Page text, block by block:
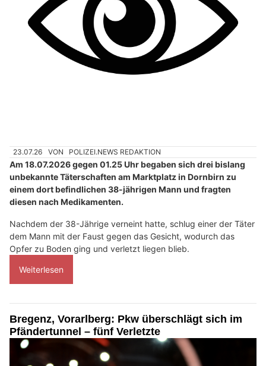
23.07.26 VON POLIZEI.NEWS REDAKTION
Am 18.07.2026 gegen 01.25 Uhr begaben sich drei bislang
unbekannte Täterschaften am Marktplatz in Dornbirn zu
einem dort befindlichen 38-jährigen Mann und fragten
diesen nach Medikamenten.
Nachdem der 38-Jährige verneint hatte, schlug einer der Täter
dem Mann mit der Faust gegen das Gesicht, wodurch das
Opfer zu Boden ging und verletzt liegen blieb.
Weiterlesen
Bregenz, Vorarlberg: Pkw überschlägt sich im
Pfändertunnel – fünf Verletzte